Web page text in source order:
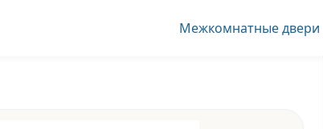
Межкомнатные двери